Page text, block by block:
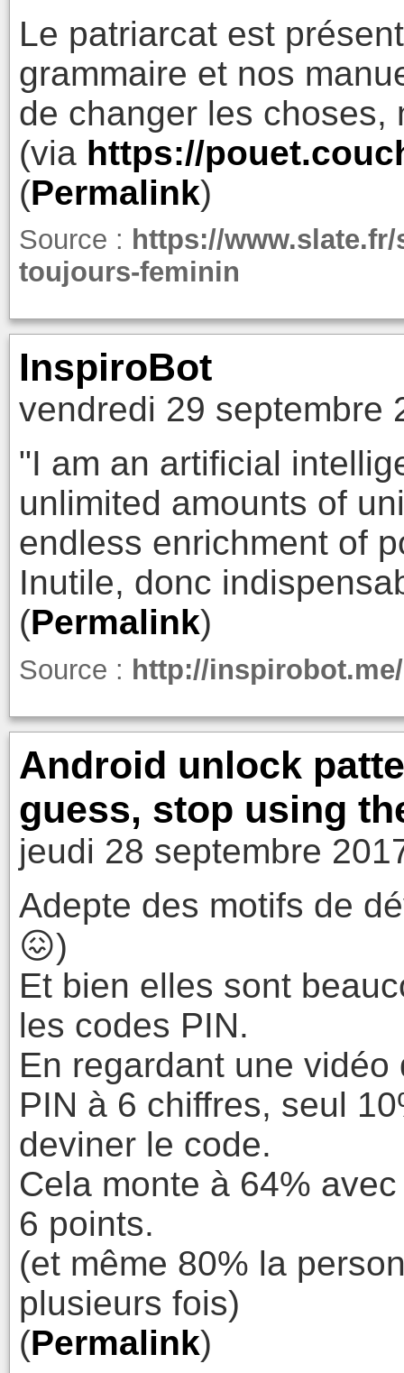
Le patriarcat est
grammaire et nos
de changer les choses,
(via https://
(Permalink)
Source : https://
toujours-feminin
InspiroBot
vendredi 29 septembre
"I am an artificial
unlimited amounts of
endless enrichment of
Inutile, donc
(Permalink)
Source : http://inspirobot.me/
Android unlock
guess, stop using
jeudi 28 septembre
Adepte des motifs de
😖)
Et bien elles sont
les codes PIN.
En regardant une
PIN à 6 chiffres, seul
deviner le code.
Cela monte à 64%
6 points.
(et même 80% la
plusieurs fois)
(Permalink)